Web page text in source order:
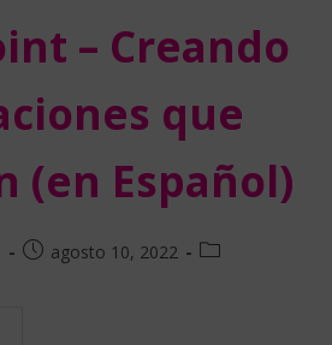
– Creando
que
(en Español)
agosto 10, 2022